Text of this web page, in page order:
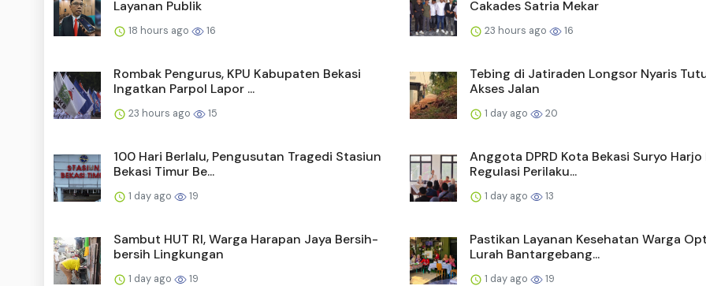
Layanan Publik
18 hours ago 16
Cakades Satria Mekar
23 hours ago 16
Rombak Pengurus, KPU Kabupaten Bekasi
Ingatkan Parpol Lapor ...
23 hours ago 15
Tebing di Jatiraden Longsor Nyaris
Akses Jalan
1 day ago 20
100 Hari Berlalu, Pengusutan Tragedi Stasiun
Bekasi Timur Be...
1 day ago 19
Anggota DPRD Kota Bekasi Suryo Harjo
Regulasi Perilaku...
1 day ago 13
Sambut HUT RI, Warga Harapan Jaya Bersih-
bersih Lingkungan
1 day ago 19
Pastikan Layanan Kesehatan Warga
Lurah Bantargebang...
1 day ago 19